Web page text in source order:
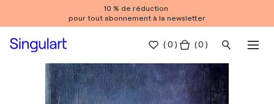
10 % de réduction
pour tout abonnement à la newsletter
(0 ) ( 0 )